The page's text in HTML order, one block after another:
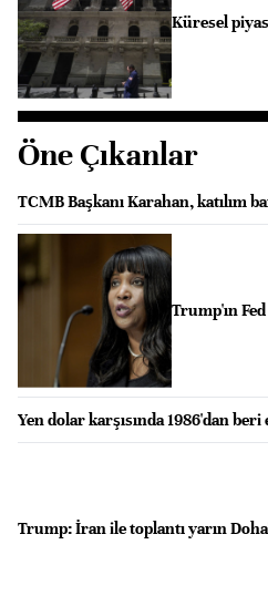
Küresel
Öne Çıkanlar
TCMB Başkanı Karahan, katılım
Trump'ın
Yen dolar karşısında 1986'dan
Trump: İran ile toplantı yarın